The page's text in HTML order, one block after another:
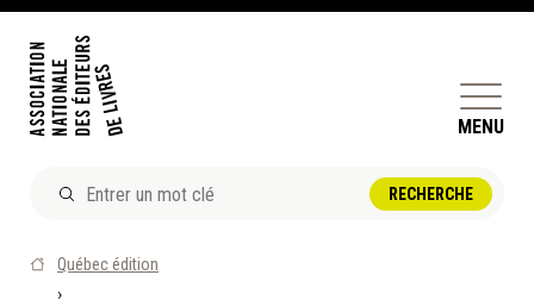
MENU
DOSSIERS ET ENJEUX
Québec édition
›